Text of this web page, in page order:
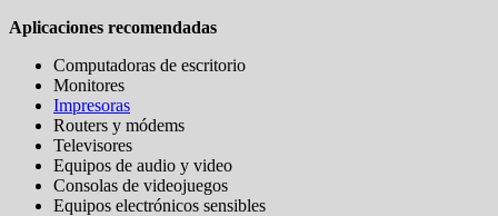
Aplicaciones recomendadas
Computadoras de escritorio
Monitores
Impresoras
Routers y módems
Televisores
Equipos de audio y video
Consolas de videojuegos
Equipos electrónicos sensibles